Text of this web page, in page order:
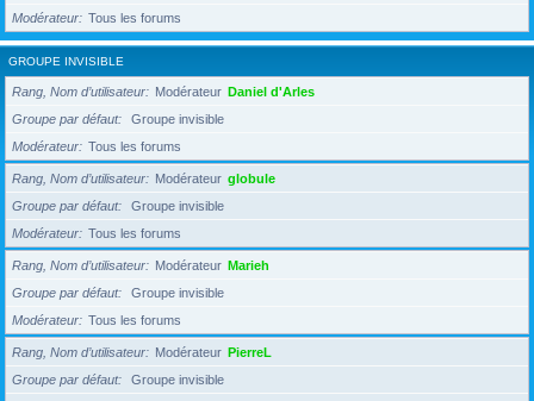
Modérateur
Tous les forums
GROUPE INVISIBLE
Rang, Nom d’utilisateur Modérateur Daniel d'Arles
Groupe par défaut
Groupe invisible
Modérateur
Tous les forums
Rang, Nom d’utilisateur Modérateur globule
Groupe par défaut
Groupe invisible
Modérateur
Tous les forums
Rang, Nom d’utilisateur Modérateur Marieh
Groupe par défaut
Groupe invisible
Modérateur
Tous les forums
Rang, Nom d’utilisateur Modérateur PierreL
Groupe par défaut
Groupe invisible